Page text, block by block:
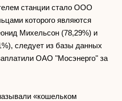
станции стало ООО
которого являются
Михельсон (78,29%) и
следует из базы данных
ОАО "Мосэнерго" за
«кошельком